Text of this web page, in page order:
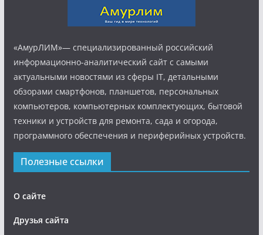
«АмурЛИМ»— специализированный российский
информационно-аналитический сайт с самыми
актуальными новостями из сферы IT, детальными
обзорами смартфонов, планшетов, персональных
компьютеров, компьютерных комплектующих, бытовой
техники и устройств для ремонта, сада и огорода,
программного обеспечения и периферийных устройств.
Полезные ссылки
О сайте
Друзья сайта